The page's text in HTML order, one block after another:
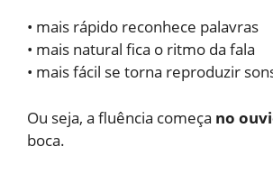
• mais rápido reconhece palavras
• mais natural fica o ritmo da fala
• mais fácil se torna reproduzir
Ou seja, a fluência começa no
boca.